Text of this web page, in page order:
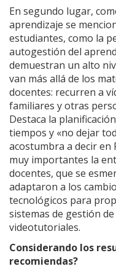
En segundo lugar,
aprendizaje se
estudiantes, como la
autogestión del
demuestran un alto
van más allá de los
docentes: recurren a
familiares y otras
Destaca la
tiempos y «no dejar
acostumbra a decir
muy importantes la
docentes, que se
adaptaron a los
tecnológicos para
sistemas de gestión
videotutoriales.
Considerando los
recomiendas?